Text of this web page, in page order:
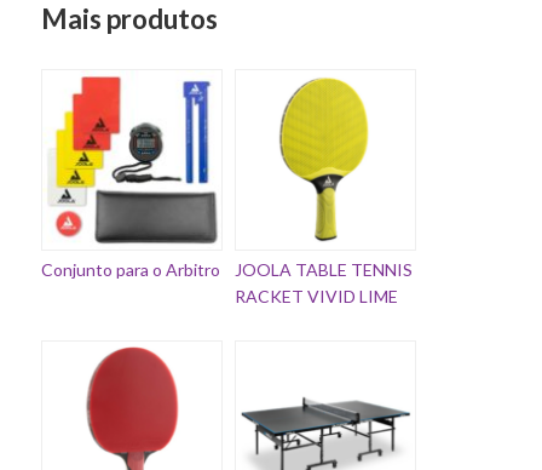
Mais produtos
Conjunto para o Arbitro
JOOLA TABLE TENNIS
RACKET VIVID LIME